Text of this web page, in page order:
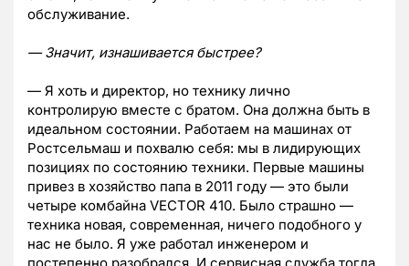
обслуживание.
— Значит, изнашивается быстрее?
— Я хоть и директор, но технику лично
контролирую вместе с братом. Она должна быть в
идеальном состоянии. Работаем на машинах от
Ростсельмаш и похвалю себя: мы в лидирующих
позициях по состоянию техники. Первые машины
привез в хозяйство папа в 2011 году — это были
четыре комбайна VECTOR 410. Было страшно —
техника новая, современная, ничего подобного у
нас не было. Я уже работал инженером и